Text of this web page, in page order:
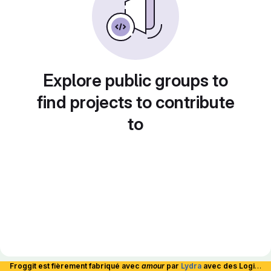
Explore public groups to
find projects to contribute
to
Froggit est fièrement fabriqué avec amour par Lydra avec des Logiciels Libres et hébergé en